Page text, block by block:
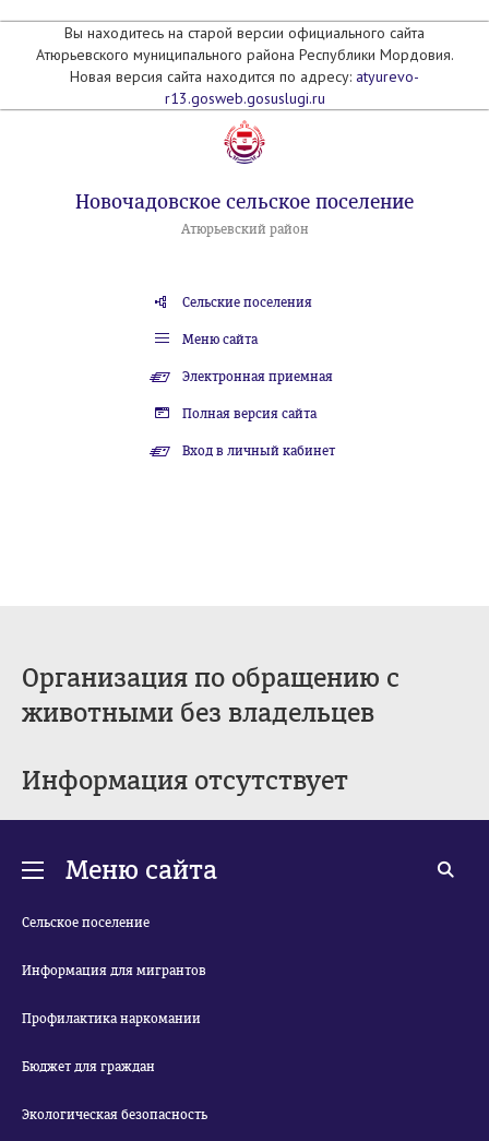
Вы находитесь на старой версии официального сайта
Атюрьевского муниципального района Республики Мордовия.
Новая версия сайта находится по адресу: atyurevo-
r13.gosweb.gosuslugi.ru
Новочадовское сельское поселение
Атюрьевский район
Сельские поселения
Меню сайта
Электронная приемная
Полная версия сайта
Вход в личный кабинет
Организация по обращению с
животными без владельцев
Информация отсутствует
Меню сайта
Сельское поселение
Информация для мигрантов
Профилактика наркомании
Бюджет для граждан
Экологическая безопасность